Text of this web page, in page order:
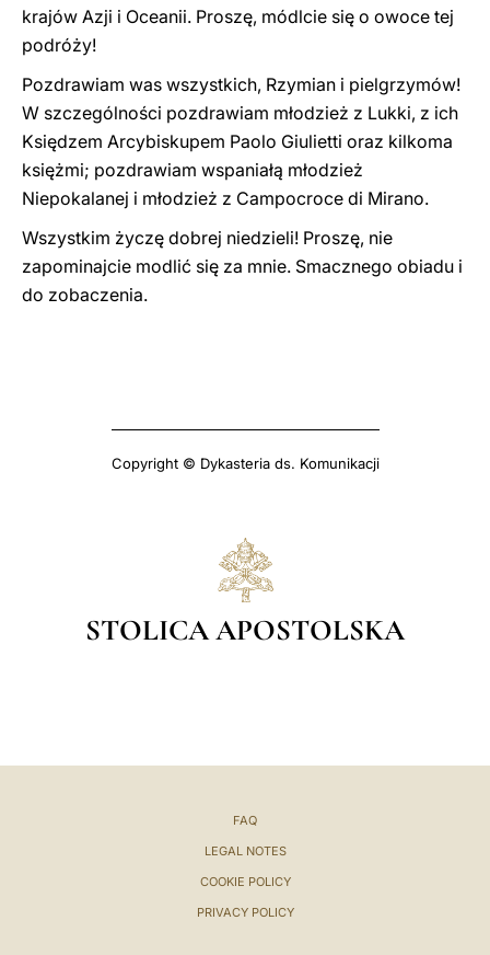
krajów Azji i Oceanii. Proszę, módlcie się o owoce tej
podróży!
Pozdrawiam was wszystkich, Rzymian i pielgrzymów!
W szczególności pozdrawiam młodzież z Lukki, z ich
Księdzem Arcybiskupem Paolo Giulietti oraz kilkoma
księżmi; pozdrawiam wspaniałą młodzież
Niepokalanej i młodzież z Campocroce di Mirano.
Wszystkim życzę dobrej niedzieli! Proszę, nie
zapominajcie modlić się za mnie. Smacznego obiadu i
do zobaczenia.
Copyright © Dykasteria ds. Komunikacji
STOLICA APOSTOLSKA
FAQ
LEGAL NOTES
COOKIE POLICY
PRIVACY POLICY